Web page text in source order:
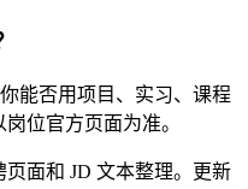
能否用项目、实习、课程
位官方页面为准。
面和 JD 文本整理。
更新